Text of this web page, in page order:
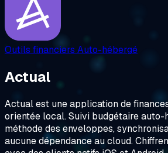
Outils financiers Auto-hébergé
Actual
Actual est une application de
orientée local. Suivi budgétaire auto-
méthode des enveloppes,
aucune dépendance au cloud.